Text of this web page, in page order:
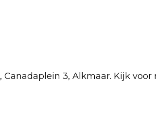
3, Alkmaar. Kijk